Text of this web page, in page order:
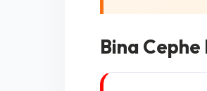
Bina Cephe